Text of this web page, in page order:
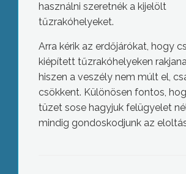
használni szeretnék a kijelölt
tűzrakóhelyeket.
Arra kérik az erdőjárókat, hogy
kiépített tűzrakóhelyeken
hiszen a veszély nem múlt el,
csökkent. Különösen fontos,
tüzet sose hagyjuk felügyelet
mindig gondoskodjunk az